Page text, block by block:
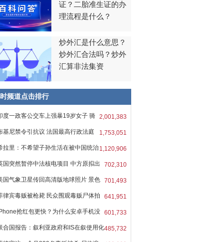
证？二胎准生证的办
理流程是什么？
炒外汇是什么意思？
炒外汇合法吗？炒外
汇算非法集资
频道点击排行
2,001,383
度一政客公交车上强暴19岁女子 骑
1,753,051
基尼禁令引抗议 法国最高行政法庭
1,120,906
拉里：不希望子孙生活在被中国统治
702,310
国突然暂停中法核电项目 中方原拟出
701,493
国气象卫星传回高清版地球照片 景色
641,951
律宾毒贩被枪毙 民众围观毒贩尸体拍
601,733
抢红包更快？为什么安卓手机没
485,732
合国报告：叙利亚政府和IS在叙使用化